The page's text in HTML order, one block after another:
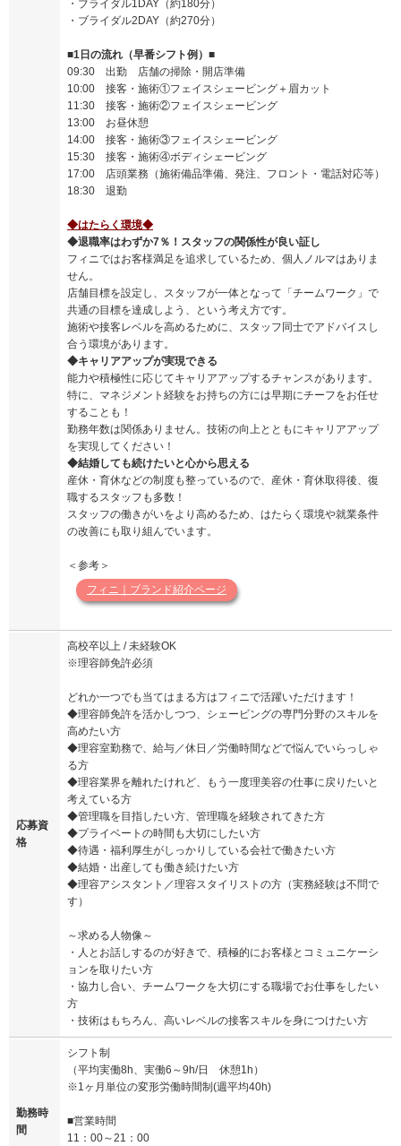
・ブライダル1DAY（約180分）
・ブライダル2DAY（約270分）
■1日の流れ（早番シフト例）■
09:30 出勤 店舗の掃除・開店準備
10:00 接客・施術①フェイスシェービング＋眉カット
11:30 接客・施術②フェイスシェービング
13:00 お昼休憩
14:00 接客・施術③フェイスシェービング
15:30 接客・施術④ボディシェービング
17:00 店頭業務（施術備品準備、発注、フロント・電話対応等）
18:30 退勤
◆はたらく環境◆
◆退職率はわずか7％！スタッフの関係性が良い証し
フィニではお客様満足を追求しているため、個人ノルマはありま
せん。
店舗目標を設定し、スタッフが一体となって「チームワーク」で
共通の目標を達成しよう、という考え方です。
施術や接客レベルを高めるために、スタッフ同士でアドバイスし
合う環境があります。
◆キャリアアップが実現できる
能力や積極性に応じてキャリアアップするチャンスがあります。
特に、マネジメント経験をお持ちの方には早期にチーフをお任せ
することも！
勤務年数は関係ありません。技術の向上とともにキャリアアップ
を実現してください！
◆結婚しても続けたいと心から思える
産休・育休などの制度も整っているので、産休・育休取得後、復
職するスタッフも多数！
スタッフの働きがいをより高めるため、はたらく環境や就業条件
の改善にも取り組んでいます。
＜参考＞
フィニ｜ブランド紹介ページ
応募資
格
高校卒以上 / 未経験OK
※理容師免許必須
どれか一つでも当てはまる方はフィニで活躍いただけます！
◆理容師免許を活かしつつ、シェービングの専門分野のスキルを
高めたい方
◆理容室勤務で、給与／休日／労働時間などで悩んでいらっしゃ
る方
◆理容業界を離れたけれど、もう一度理美容の仕事に戻りたいと
考えている方
◆管理職を目指したい方、管理職を経験されてきた方
◆プライベートの時間も大切にしたい方
◆待遇・福利厚生がしっかりしている会社で働きたい方
◆結婚・出産しても働き続けたい方
◆理容アシスタント／理容スタイリストの方（実務経験は不問で
す）
～求める人物像～
・人とお話しするのが好きで、積極的にお客様とコミュニケーシ
ョンを取りたい方
・協力し合い、チームワークを大切にする職場でお仕事をしたい
方
・技術はもちろん、高いレベルの接客スキルを身につけたい方
勤務時
間
シフト制
（平均実働8h、実働6～9h/日 休憩1h）
※1ヶ月単位の変形労働時間制(週平均40h)
■営業時間
11：00～21：00